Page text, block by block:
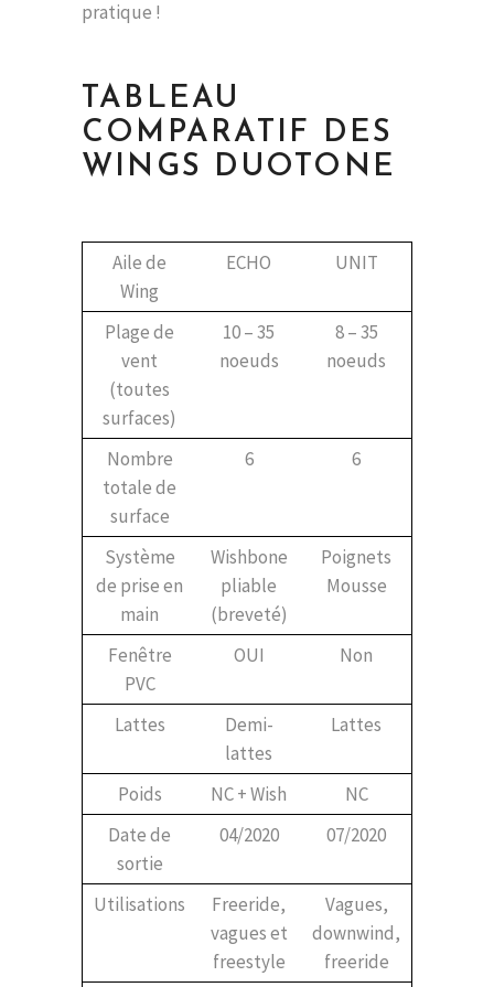
pratique !
TABLEAU
COMPARATIF DES
WINGS DUOTONE
Aile de
Wing
ECHO UNIT
Plage de
vent
(toutes
surfaces)
10 – 35
noeuds
8 – 35
noeuds
Nombre
totale de
surface
6 6
Système
de prise en
main
Wishbone
pliable
(breveté)
Poignets
Mousse
Fenêtre
PVC
OUI Non
Lattes
Demi-
lattes
Lattes
Poids NC + Wish
NC
Date de
sortie
04/2020 07/2020
Utilisations
Freeride,
vagues et
freestyle
Vagues,
downwind,
freeride